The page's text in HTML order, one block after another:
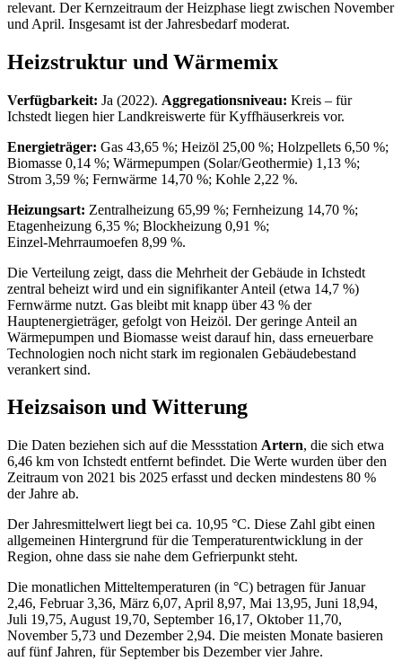
relevant. Der Kernzeitraum der Heizphase liegt zwischen November
und April. Insgesamt ist der Jahresbedarf moderat.
Heizstruktur und Wärmemix
Verfügbarkeit: Ja (2022). Aggregationsniveau: Kreis – für
Ichstedt liegen hier Landkreiswerte für Kyffhäuserkreis vor.
Energieträger: Gas 43,65 %; Heizöl 25,00 %; Holzpellets 6,50 %;
Biomasse 0,14 %; Wärmepumpen (Solar/Geothermie) 1,13 %;
Strom 3,59 %; Fernwärme 14,70 %; Kohle 2,22 %.
Heizungsart: Zentralheizung 65,99 %; Fernheizung 14,70 %;
Etagenheizung 6,35 %; Blockheizung 0,91 %;
Einzel‑Mehrraumoefen 8,99 %.
Die Verteilung zeigt, dass die Mehrheit der Gebäude in Ichstedt
zentral beheizt wird und ein signifikanter Anteil (etwa 14,7 %)
Fernwärme nutzt. Gas bleibt mit knapp über 43 % der
Hauptenergieträger, gefolgt von Heizöl. Der geringe Anteil an
Wärmepumpen und Biomasse weist darauf hin, dass erneuerbare
Technologien noch nicht stark im regionalen Gebäudebestand
verankert sind.
Heizsaison und Witterung
Die Daten beziehen sich auf die Messstation Artern, die sich etwa
6,46 km von Ichstedt entfernt befindet. Die Werte wurden über den
Zeitraum von 2021 bis 2025 erfasst und decken mindestens 80 %
der Jahre ab.
Der Jahresmittelwert liegt bei ca. 10,95 °C. Diese Zahl gibt einen
allgemeinen Hintergrund für die Temperaturentwicklung in der
Region, ohne dass sie nahe dem Gefrierpunkt steht.
Die monatlichen Mitteltemperaturen (in °C) betragen für Januar
2,46, Februar 3,36, März 6,07, April 8,97, Mai 13,95, Juni 18,94,
Juli 19,75, August 19,70, September 16,17, Oktober 11,70,
November 5,73 und Dezember 2,94. Die meisten Monate basieren
auf fünf Jahren, für September bis Dezember vier Jahre.